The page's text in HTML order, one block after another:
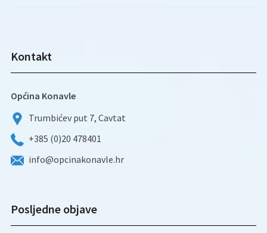
Kontakt
Općina Konavle
Trumbićev put 7, Cavtat
+385 (0)20 478401
info@opcinakonavle.hr
Posljedne objave